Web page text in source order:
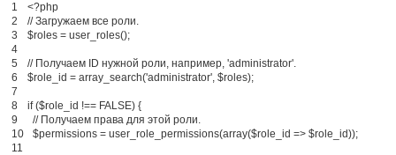
1
2
3
4
5
6
7
8
9
10
11
<?php
// Загружаем все роли.
$roles = user_roles();
// Получаем ID нужной роли, например, 'administrator'.
$role_id = array_search('administrator', $roles);
if ($role_id !== FALSE) {
// Получаем права для этой роли.
$permissions = user_role_permissions(array($role_id => $role_id));